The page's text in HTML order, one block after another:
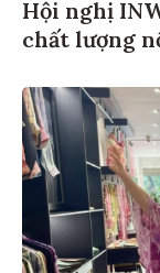
Hội nghị
chất lượng